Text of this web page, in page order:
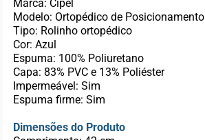
Marca: Cipel
Modelo: Ortopédico de Posicionamento
Tipo: Rolinho ortopédico
Cor: Azul
Espuma: 100% Poliuretano
Capa: 83% PVC e 13% Poliéster
Impermeável: Sim
Espuma firme: Sim
Dimensões do Produto